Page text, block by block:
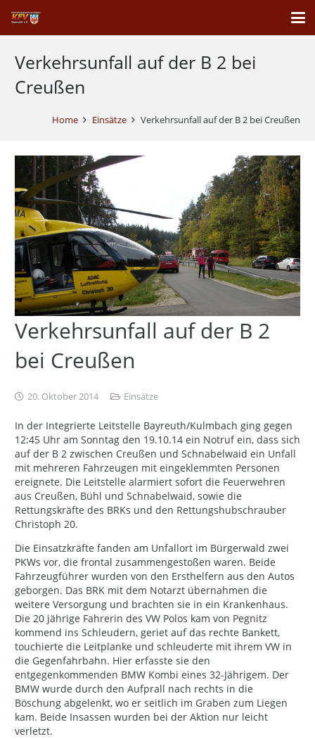
Verkehrsunfall auf der B 2 bei
Creußen
Home Einsätze Verkehrsunfall auf der B 2 bei Creußen
Verkehrsunfall auf der B 2
bei Creußen
20. Oktober 2014 Einsätze
In der Integrierte Leitstelle Bayreuth/Kulmbach ging gegen
12:45 Uhr am Sonntag den 19.10.14 ein Notruf ein, dass sich
auf der B 2 zwischen Creußen und Schnabelwaid ein Unfall
mit mehreren Fahrzeugen mit eingeklemmten Personen
ereignete. Die Leitstelle alarmiert sofort die Feuerwehren
aus Creußen, Bühl und Schnabelwaid, sowie die
Rettungskräfte des BRKs und den Rettungshubschrauber
Christoph 20.
Die Einsatzkräfte fanden am Unfallort im Bürgerwald zwei
PKWs vor, die frontal zusammengestoßen waren. Beide
Fahrzeugführer wurden von den Ersthelfern aus den Autos
geborgen. Das BRK mit dem Notarzt übernahmen die
weitere Versorgung und brachten sie in ein Krankenhaus.
Die 20 jährige Fahrerin des VW Polos kam von Pegnitz
kommend ins Schleudern, geriet auf das rechte Bankett,
touchierte die Leitplanke und schleuderte mit ihrem VW in
die Gegenfahrbahn. Hier erfasste sie den
entgegenkommenden BMW Kombi eines 32-Jährigem. Der
BMW wurde durch den Aufprall nach rechts in die
Böschung abgelenkt, wo er seitlich im Graben zum Liegen
kam. Beide Insassen wurden bei der Aktion nur leicht
verletzt.